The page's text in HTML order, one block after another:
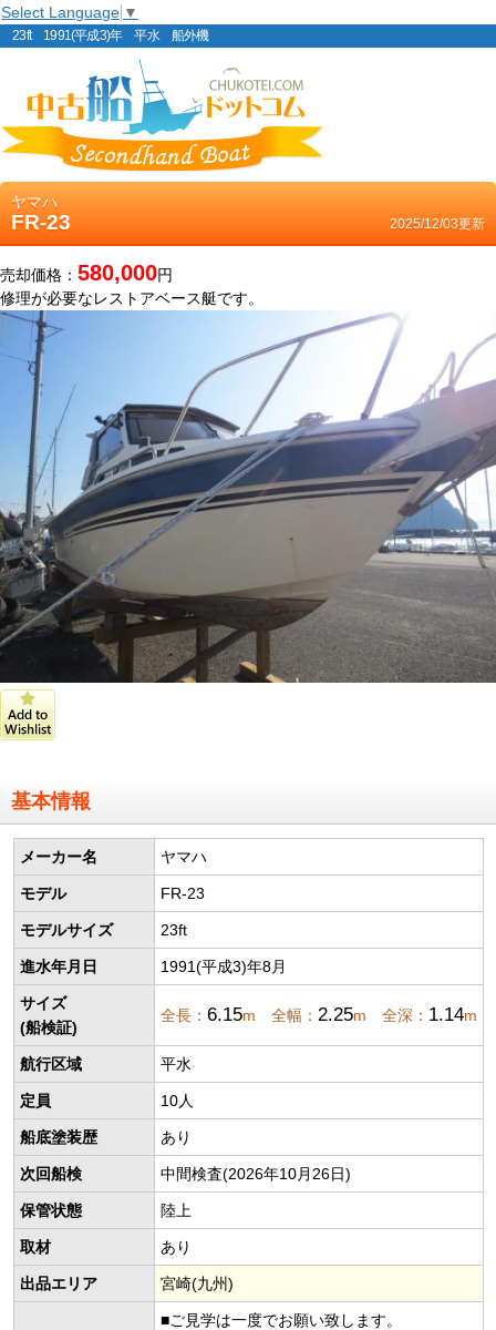
Select Language ▼
23ft 1991(平成3)年 平水 船外機
ヤマハ
FR-23 2025/12/03更新
売却価格： 580,000円
修理が必要なレストアベース艇です。
基本情報
メーカー名 ヤマハ
モデル FR-23
モデルサイズ 23ft
進水年月日 1991(平成3)年8月
サイズ
(船検証)
全長： 6.15m 全幅： 2.25m 全深： 1.14m
航行区域 平水
定員 10人
船底塗装歴 あり
次回船検 中間検査(2026年10月26日)
保管状態 陸上
取材 あり
出品エリア 宮崎(九州)
■ご見学は一度でお願い致します。